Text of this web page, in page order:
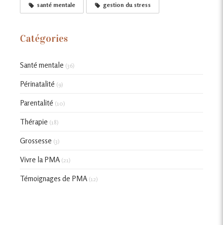
santé mentale gestion du stress
Catégories
Santé mentale (36)
Périnatalité (9)
Parentalité (10)
Thérapie (18)
Grossesse (3)
Vivre la PMA (21)
Témoignages de PMA (12)